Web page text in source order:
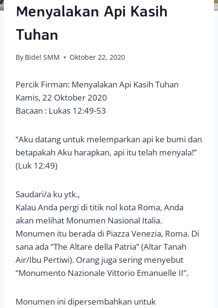
Menyalakan Api Kasih
Tuhan
By Bidel SMM Oktober 22, 2020
Percik Firman: Menyalakan Api Kasih Tuhan
Kamis, 22 Oktober 2020
Bacaan : Lukas 12:49-53
“Aku datang untuk melemparkan api ke bumi dan
betapakah Aku harapkan, api itu telah menyala!”
(Luk 12:49)
Saudari/a ku ytk.,
Kalau Anda pergi di titik nol kota Roma, Anda
akan melihat Monumen Nasional Italia.
Monumen itu berada di Piazza Venezia, Roma. Di
sana ada “The Altare della Patria” (Altar Tanah
Air/Ibu Pertiwi). Orang juga sering menyebut
“Monumento Nazionale Vittorio Emanuelle II”.
Monumen ini dipersembahkan untuk